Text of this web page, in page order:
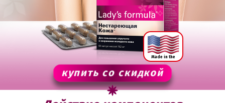
купить со скидкой
Made in the
USA